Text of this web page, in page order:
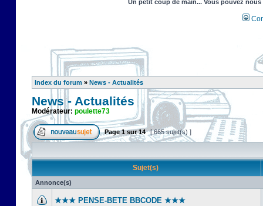
Un petit coup de main... Vous pouvez
Index du forum » News - Actualités
News - Actualités
Modérateur: poulette73
Page1sur14 [ 665 sujet(s) ]
Sujet(s)
Annonce(s)
★★★ PENSE-BETE BBCODE ★★★